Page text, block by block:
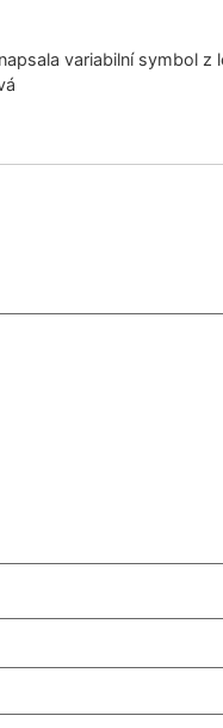
variabilní symbol